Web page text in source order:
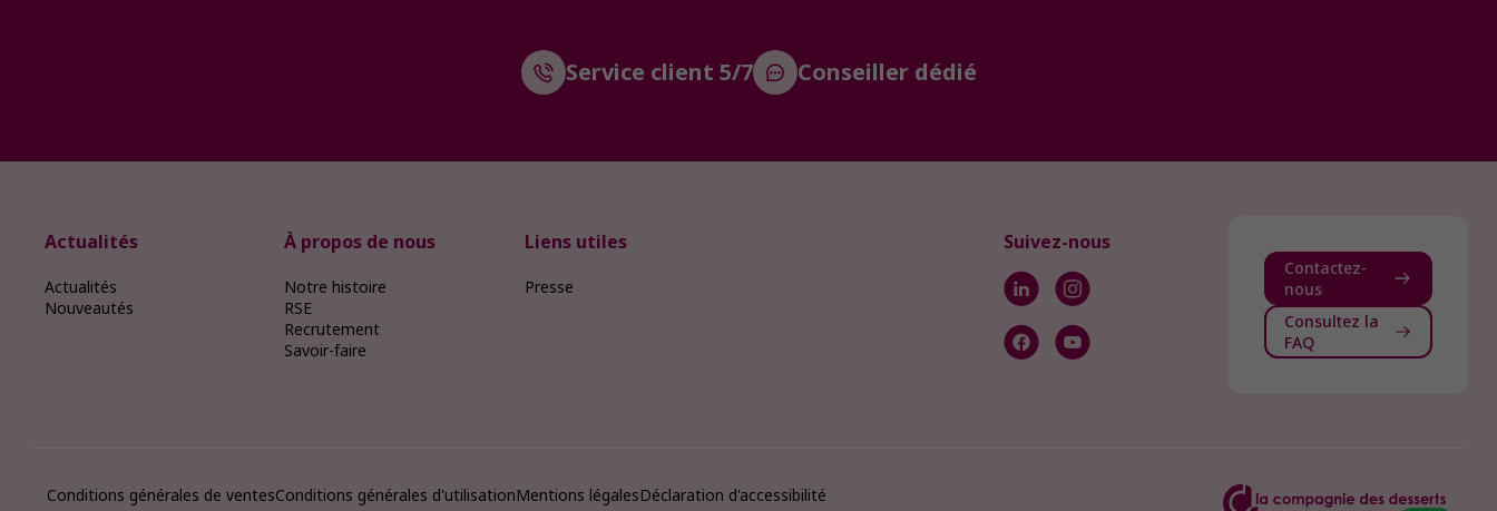
Service client 5/7 Conseiller dédié
Actualités
Actualités
Nouveautés
À propos de nous
Notre histoire
RSE
Recrutement
Savoir-faire
Liens utiles
Presse
Suivez-nous
Contactez-
nous
Consultez la
FAQ
Conditions générales de ventesConditions générales d'utilisationMentions légalesDéclaration d'accessibilité